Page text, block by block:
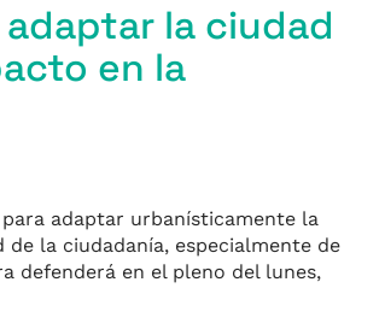
la ciudad
en la
adaptar urbanísticamente la
la ciudadanía, especialmente de
defenderá en el pleno del lunes,